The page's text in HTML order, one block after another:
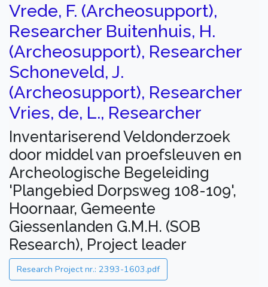
Vrede, F. (Archeosupport),
Researcher Buitenhuis, H.
(Archeosupport), Researcher
Schoneveld, J.
(Archeosupport), Researcher
Vries, de, L., Researcher
Inventariserend Veldonderzoek
door middel van proefsleuven en
Archeologische Begeleiding
'Plangebied Dorpsweg 108-109',
Hoornaar, Gemeente
Giessenlanden G.M.H. (SOB
Research), Project leader
Research Project nr.: 2393-1603.pdf